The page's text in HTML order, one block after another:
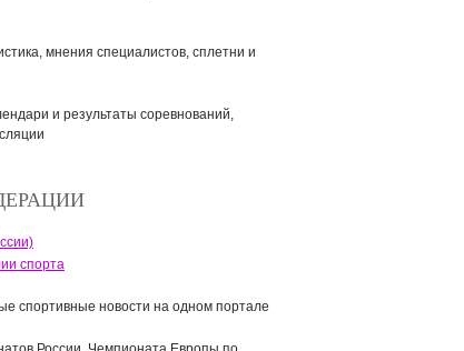
мнения специалистов, сплетни и
и результаты соревнований,
спорта
спортивные новости на одном портале